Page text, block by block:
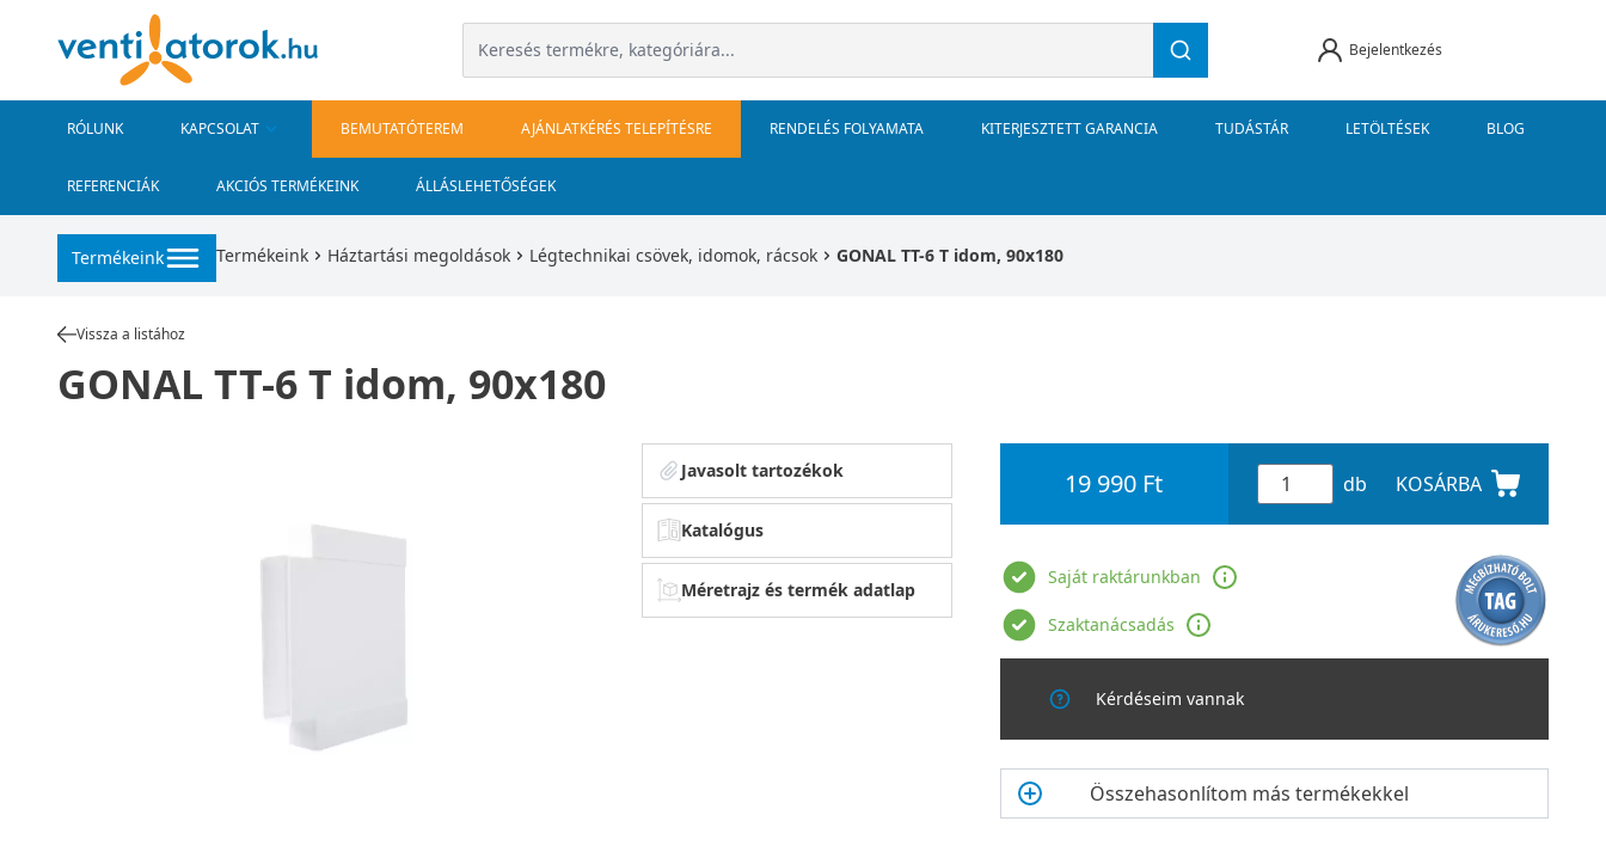
Bejelentkezés
RÓLUNK KAPCSOLAT BEMUTATÓTEREM AJÁNLATKÉRÉS TELEPÍTÉSRE RENDELÉS FOLYAMATA KITERJESZTETT GARANCIA TUDÁSTÁR LETÖLTÉSEK BLOG
REFERENCIÁK AKCIÓS TERMÉKEINK ÁLLÁSLEHETŐSÉGEK
Termékeink Termékeink Háztartási megoldások Légtechnikai csövek, idomok, rácsok GONAL TT-6 T idom, 90x180
Vissza a listához
GONAL TT-6 T idom, 90x180
Javasolt tartozékok
Katalógus
Méretrajz és termék adatlap
19 990 Ft db KOSÁRBA
Saját raktárunkban
Szaktanácsadás
Kérdéseim vannak
Összehasonlítom más termékekkel